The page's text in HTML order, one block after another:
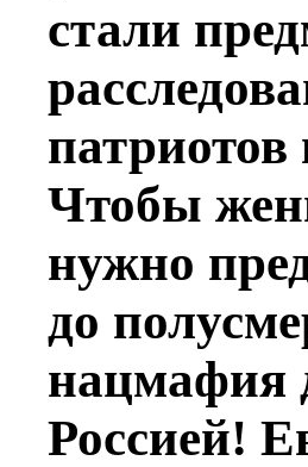
стали
Чтобы
нужно
до
нацмафия
Россией!